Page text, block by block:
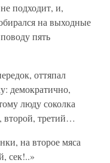
подходит, и,
на выходные
пять
оттяпал
демократично,
люду соколка
второй, третий…
на второе мяса
сек!..»